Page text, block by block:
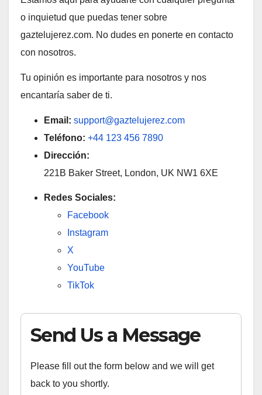
o inquietud que puedas tener sobre
gaztelujerez.com. No dudes en ponerte en contacto
con nosotros.
Tu opinión es importante para nosotros y nos
encantaría saber de ti.
Email: support@gaztelujerez.com
Teléfono: +44 123 456 7890
Dirección:
221B Baker Street, London, UK NW1 6XE
Redes Sociales:
Facebook
Instagram
X
YouTube
TikTok
Send Us a Message
Please fill out the form below and we will get
back to you shortly.